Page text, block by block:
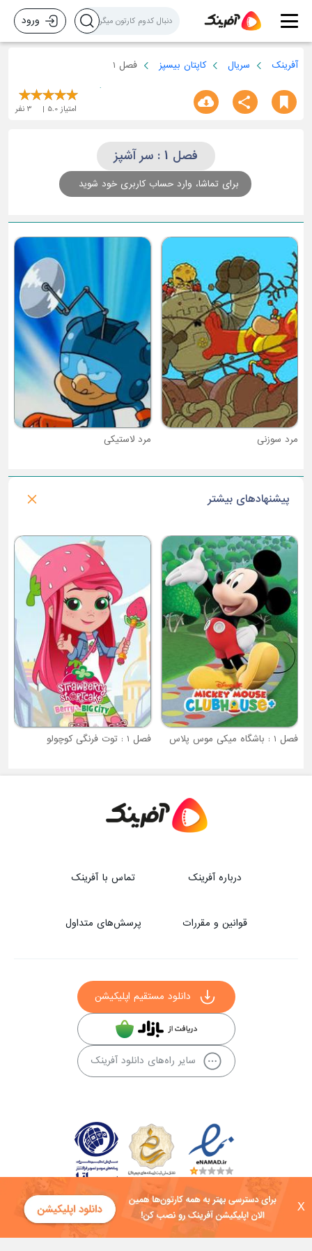
X
ورود
آفرینک سریال کاپتان بیسپز فصل 1
امتیاز 5.0
3 نفر
فصل 1 : سر آشپز
برای تماشا، وارد حساب کاربری خود شوید
مرد لاستیکی
پیشنهادهای بیشتر
فصل 1 : توت فرنگی کوچولو
فصل 1 : توله سگ های شبح
درباره آفرینک تماس با آفرینک
قوانین و مقررات پرسش‌های متداول
دانلود مستقیم اپلیکیشن
سایر راه‌های دانلود آفرینک
کلیه حقوق این سایت به شرکت توسعه فناوی هفت آسمان توکان تعلق دارد و